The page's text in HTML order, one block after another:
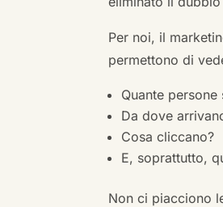
Per noi, il
permettono di
Quante
Da dove
Cosa cliccano?
E, soprattutto,
Non ci piacciono